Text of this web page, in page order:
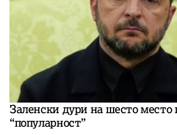
Заленски дури на шесто место по
“популарност”